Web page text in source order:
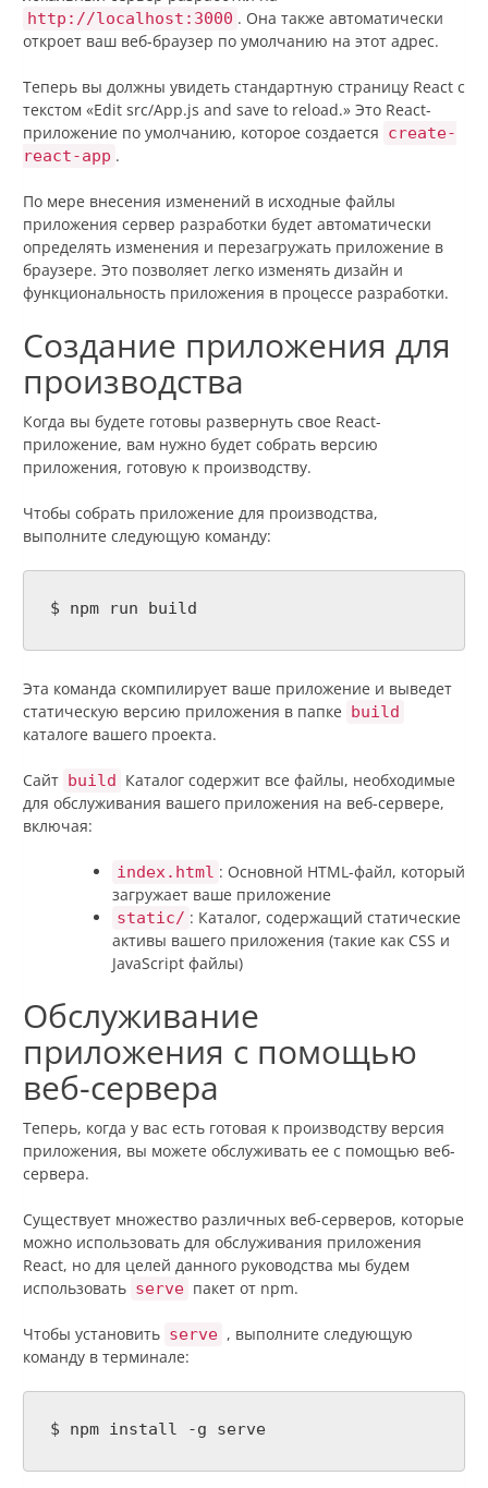
http://localhost:3000 . Она также автоматически
откроет ваш веб-браузер по умолчанию на этот адрес.
Теперь вы должны увидеть стандартную страницу React с
текстом «Edit src/App.js and save to reload.» Это React-
приложение по умолчанию, которое создается create-
react-app .
По мере внесения изменений в исходные файлы
приложения сервер разработки будет автоматически
определять изменения и перезагружать приложение в
браузере. Это позволяет легко изменять дизайн и
функциональность приложения в процессе разработки.
Создание приложения для
производства
Когда вы будете готовы развернуть свое React-
приложение, вам нужно будет собрать версию
приложения, готовую к производству.
Чтобы собрать приложение для производства,
выполните следующую команду:
$ npm run build
Эта команда скомпилирует ваше приложение и выведет
статическую версию приложения в папке build
каталоге вашего проекта.
Сайт build Каталог содержит все файлы, необходимые
для обслуживания вашего приложения на веб-сервере,
включая:
index.html : Основной HTML-файл, который
загружает ваше приложение
static/ : Каталог, содержащий статические
активы вашего приложения (такие как CSS и
JavaScript файлы)
Обслуживание
приложения с помощью
веб-сервера
Теперь, когда у вас есть готовая к производству версия
приложения, вы можете обслуживать ее с помощью веб-
сервера.
Существует множество различных веб-серверов, которые
можно использовать для обслуживания приложения
React, но для целей данного руководства мы будем
использовать serve пакет от npm.
Чтобы установить serve , выполните следующую
команду в терминале:
$ npm install -g serve